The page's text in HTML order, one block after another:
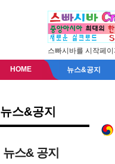
스빠시바를 시작페
HOME 뉴스&공지
뉴스&공지
뉴스& 공지